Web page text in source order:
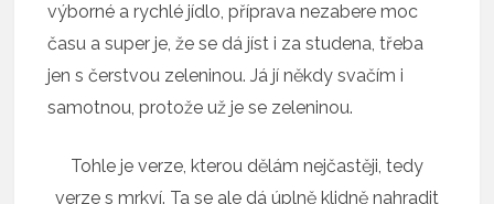
výborné a rychlé jídlo, příprava nezabere moc
času a super je, že se dá jíst i za studena, třeba
jen s čerstvou zeleninou. Já jí někdy svačím i
samotnou, protože už je se zeleninou.
Tohle je verze, kterou dělám nejčastěji, tedy
verze s mrkví. Ta se ale dá úplně klidně nahradit